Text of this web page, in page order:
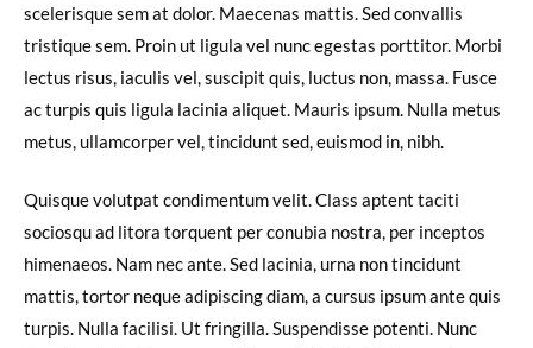
scelerisque sem at dolor. Maecenas mattis. Sed convallis
tristique sem. Proin ut ligula vel nunc egestas porttitor. Morbi
lectus risus, iaculis vel, suscipit quis, luctus non, massa. Fusce
ac turpis quis ligula lacinia aliquet. Mauris ipsum. Nulla metus
metus, ullamcorper vel, tincidunt sed, euismod in, nibh.
Quisque volutpat condimentum velit. Class aptent taciti
sociosqu ad litora torquent per conubia nostra, per inceptos
himenaeos. Nam nec ante. Sed lacinia, urna non tincidunt
mattis, tortor neque adipiscing diam, a cursus ipsum ante quis
turpis. Nulla facilisi. Ut fringilla. Suspendisse potenti. Nunc